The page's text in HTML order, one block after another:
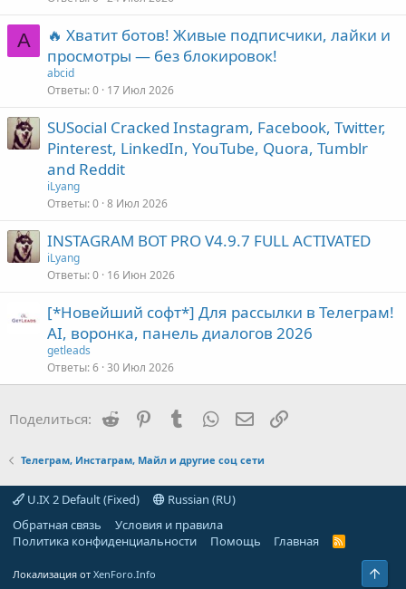
A
🔥 Хватит ботов! Живые подписчики, лайки и
просмотры — без блокировок!
abcid
Ответы 0 17 Июл 2026
SUSocial Cracked Instagram, Facebook, Twitter,
Pinterest, LinkedIn, YouTube, Quora, Tumblr
and Reddit
iLyang
Ответы 0 8 Июл 2026
INSTAGRAM BOT PRO V4.9.7 FULL ACTIVATED
iLyang
Ответы 0 16 Июн 2026
[*Новейший софт*] Для рассылки в Телеграм!
AI, воронка, панель диалогов 2026
getleads
Ответы 6 30 Июл 2026
Поделиться: Reddit PinterestTumblrWhatsAppЭлектронная почта
Ссылка
Телеграм, Инстаграм, Майл и другие соц сети
U.IX 2 Default (Fixed)
Russian (RU)
Обратная связь
Условия и правила
Политика конфиденциальности
Помощь Главная
R
Локализация от XenForo.Info